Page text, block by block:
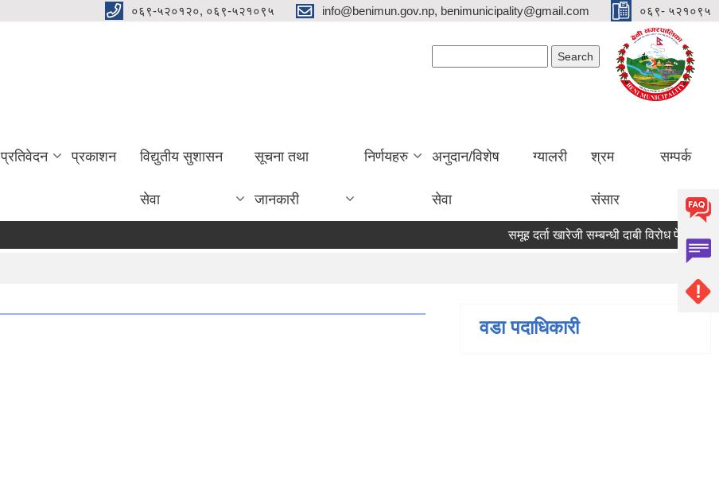
०६९-५२०१२०, ०६९-५२१०९५ info@benimun.gov.np, benimunicipality@gmail.com ०६९- ५२१०९५
प्रतिवेदन प्रकाशन विद्युतीय सुशासन
सेवा
सूचना तथा
जानकारी
निर्णयहरु अनुदान/विशेष
सेवा
ग्यालरी श्रम
संसार
सम्पर्क
समूह दर्ता खारेजी सम्बन्धी दाबी विरोध पेश गर्ने
वडा पदाधिकारी